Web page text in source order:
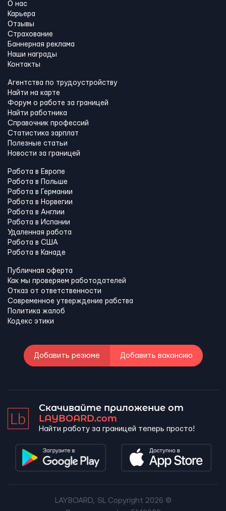
О нас
Карьера
Отзывы
Страхование
Баннерная реклама
Наши награды
Контакты
Агентства по трудоустройству
Найти на карте
Форум о работе за границей
Найти работника
Справочник профессий
Статистика зарплат
Полезные статьи
Новости за границей
Работа в Европе
Работа в Польше
Работа в Германии
Работа в Норвегии
Работа в Англии
Работа в Испании
Удаленная работа
Работа в США
Работа в Канадe
Публичная оферта
Как мы проверяем работодателей
Отказ от ответственности
Современное утверждение рабства
Политика жалоб
Кодекс этики
Добавить резюме Добавить вакансию
Скачивайте приложение от
LAYBOARD.com
Найти работу за границей теперь просто!
LAYBOARD, SL Copyright 2026 ©